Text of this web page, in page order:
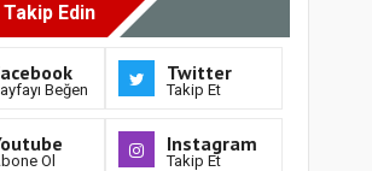
Edin
Beğen
Twitter
Takip Et
Ol
Instagram
Takip Et